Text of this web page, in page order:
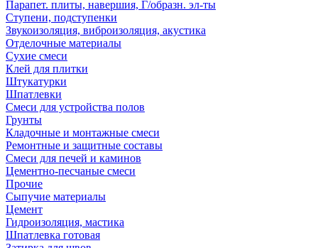
Парапет. плиты, навершия, Г/образн. эл-ты
Ступени, подступенки
Звукоизоляция, виброизоляция, акустика
Отделочные материалы
Сухие смеси
Клей для плитки
Штукатурки
Шпатлевки
Смеси для устройства полов
Грунты
Кладочные и монтажные смеси
Ремонтные и защитные составы
Смеси для печей и каминов
Цементно-песчаные смеси
Прочие
Сыпучие материалы
Цемент
Гидроизоляция, мастика
Шпатлевка готовая